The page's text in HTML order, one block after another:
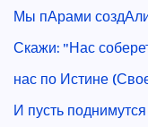
Мы пАрами
Скажи: "Нас
нас по Истине
И пусть